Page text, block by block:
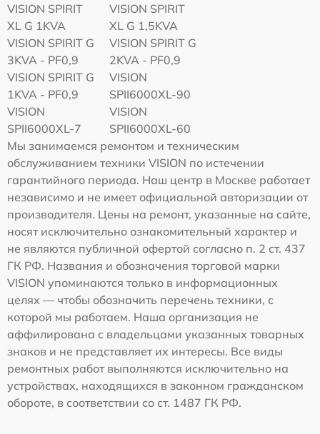
VISION SPIRIT
XL G 1KVA
VISION SPIRIT
XL G 1,5KVA
VISION SPIRIT G
3KVA - PF0,9
VISION SPIRIT G
2KVA - PF0,9
VISION SPIRIT G
1KVA - PF0,9
VISION
SPII6000XL-90
VISION
SPII6000XL-7
VISION
SPII6000XL-60
Мы занимаемся ремонтом и техническим
обслуживанием техники VISION по истечении
гарантийного периода. Наш центр в Москве работает
независимо и не имеет официальной авторизации от
производителя. Цены на ремонт, указанные на сайте,
носят исключительно ознакомительный характер и
не являются публичной офертой согласно п. 2 ст. 437
ГК РФ. Названия и обозначения торговой марки
VISION упоминаются только в информационных
целях — чтобы обозначить перечень техники, с
которой мы работаем. Наша организация не
аффилирована с владельцами указанных товарных
знаков и не представляет их интересы. Все виды
ремонтных работ выполняются исключительно на
устройствах, находящихся в законном гражданском
обороте, в соответствии со ст. 1487 ГК РФ.